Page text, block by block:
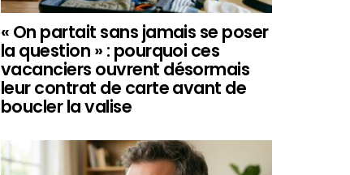
« On partait sans jamais se poser
la question » : pourquoi ces
vacanciers ouvrent désormais
leur contrat de carte avant de
boucler la valise